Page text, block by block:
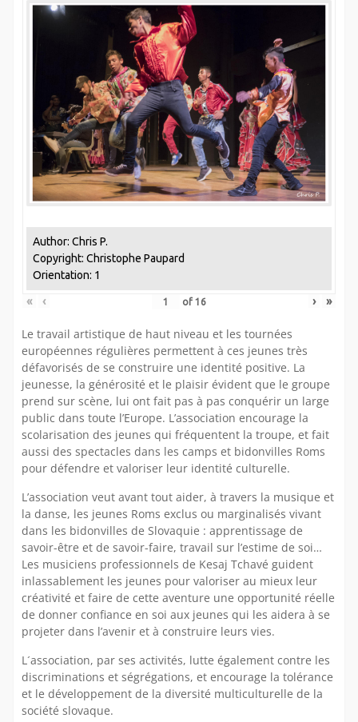
Author: Chris P.
Copyright: Christophe Paupard
Orientation: 1
« ‹ of 16 › »
Le travail artistique de haut niveau et les tournées
européennes régulières permettent à ces jeunes très
défavorisés de se construire une identité positive. La
jeunesse, la générosité et le plaisir évident que le groupe
prend sur scène, lui ont fait pas à pas conquérir un large
public dans toute l’Europe. L’association encourage la
scolarisation des jeunes qui fréquentent la troupe, et fait
aussi des spectacles dans les camps et bidonvilles Roms
pour défendre et valoriser leur identité culturelle.
L’association veut avant tout aider, à travers la musique et
la danse, les jeunes Roms exclus ou marginalisés vivant
dans les bidonvilles de Slovaquie : apprentissage de
savoir-être et de savoir-faire, travail sur l’estime de soi…
Les musiciens professionnels de Kesaj Tchavé guident
inlassablement les jeunes pour valoriser au mieux leur
créativité et faire de cette aventure une opportunité réelle
de donner confiance en soi aux jeunes qui les aidera à se
projeter dans l’avenir et à construire leurs vies.
L´association, par ses activités, lutte également contre les
discriminations et ségrégations, et encourage la tolérance
et le développement de la diversité multiculturelle de la
société slovaque.